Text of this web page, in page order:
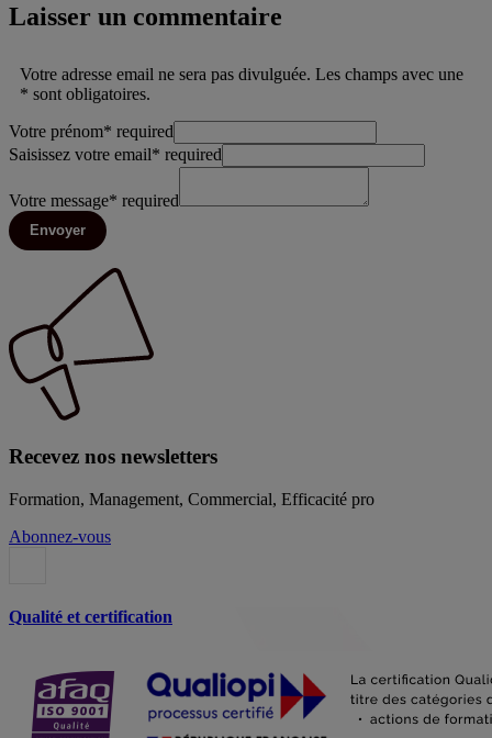
Laisser un commentaire
Votre adresse email ne sera pas divulguée. Les champs avec une
* sont obligatoires.
Votre prénom* required
Saisissez votre email* required
Votre message* required
Envoyer
Recevez nos newsletters
Formation, Management, Commercial, Efficacité pro
Abonnez-vous
Qualité et certification